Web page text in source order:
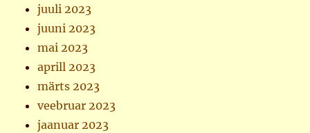
juuli 2023
juuni 2023
mai 2023
aprill 2023
märts 2023
veebruar 2023
jaanuar 2023